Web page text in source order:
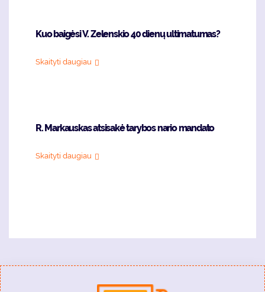
Kuo baigėsi V. Zelenskio 40 dienų ultimatumas?
Skaityti daugiau
R. Markauskas atsisakė tarybos nario mandato
Skaityti daugiau